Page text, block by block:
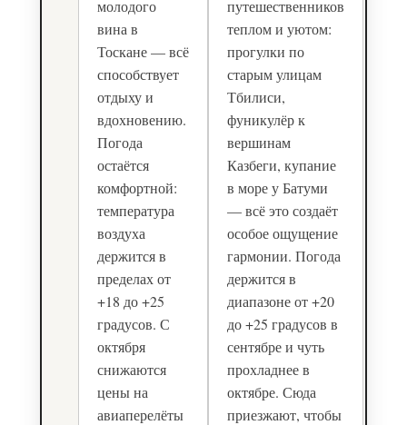
молодого
вина в
Тоскане — всё
способствует
отдыху и
вдохновению.
Погода
остаётся
комфортной:
температура
воздуха
держится в
пределах от
+18 до +25
градусов. С
октября
снижаются
цены на
авиаперелёты
путешественников
теплом и уютом:
прогулки по
старым улицам
Тбилиси,
фуникулёр к
вершинам
Казбеги, купание
в море у Батуми
— всё это создаёт
особое ощущение
гармонии. Погода
держится в
диапазоне от +20
до +25 градусов в
сентябре и чуть
прохладнее в
октябре. Сюда
приезжают, чтобы